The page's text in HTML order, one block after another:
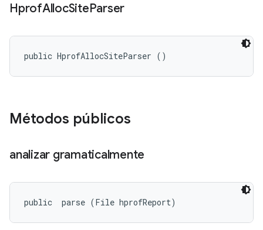
HprofAllocSiteParser
public HprofAllocSiteParser ()
Métodos públicos
analizar gramaticalmente
public parse (File hprofReport)